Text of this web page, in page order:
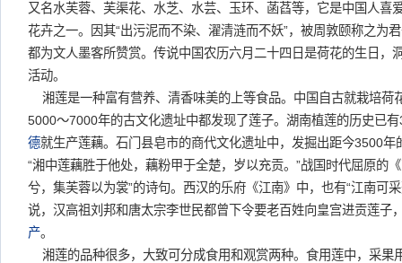
又名水芙蓉、芙渠花、水芝、水芸、玉环、菡萏等，它是中国人喜
花卉之一。因其“出污泥而不染、濯清涟而不妖”，被周敦颐称之为
都为文人墨客所赞赏。传说中国农历六月二十四日是荷花的生日，
活动。
湘莲是一种富有营养、清香味美的上等食品。中国自古就栽培荷
5000～7000年的古文化遗址中都发现了莲子。湖南植莲的历史已
德就生产莲藕。石门县皂市的商代文化遗址中，发掘出距今3500年
“湘中莲藕胜于他处，藕粉甲于全楚，岁以充贡。”战国时代屈原的
兮，集芙蓉以为裳”的诗句。西汉的乐府《江南》中，也有“江南可
说，汉高祖刘邦和唐太宗李世民都曾下令要老百姓向皇宫进贡莲子
产。
湘莲的品种很多，大致可分成食用和观赏两种。食用莲中，采果